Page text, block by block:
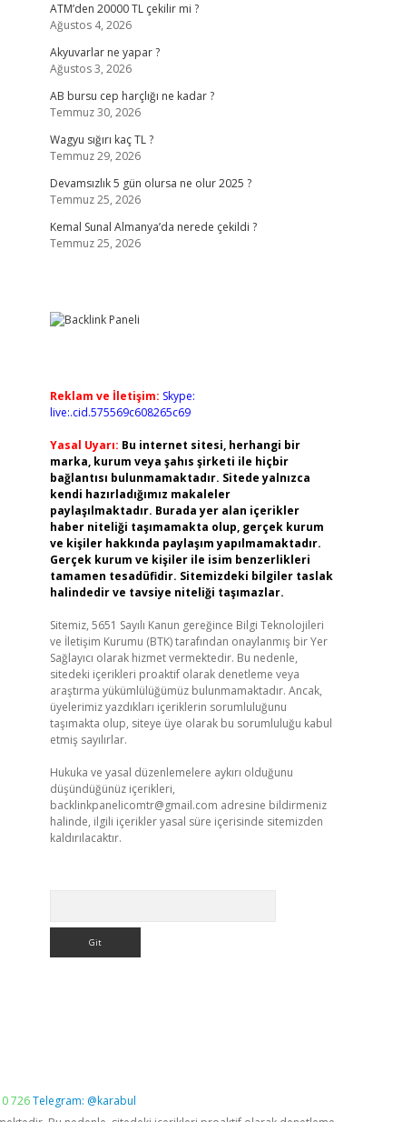
ATM’den 20000 TL çekilir mi ?
Ağustos 4, 2026
Akyuvarlar ne yapar ?
Ağustos 3, 2026
AB bursu cep harçlığı ne kadar ?
Temmuz 30, 2026
Wagyu sığırı kaç TL ?
Temmuz 29, 2026
Devamsızlık 5 gün olursa ne olur 2025 ?
Temmuz 25, 2026
Kemal Sunal Almanya’da nerede çekildi ?
Temmuz 25, 2026
Reklam ve İletişim: Skype:
live:.cid.575569c608265c69
Yasal Uyarı: Bu internet sitesi, herhangi bir
marka, kurum veya şahıs şirketi ile hiçbir
bağlantısı bulunmamaktadır. Sitede yalnızca
kendi hazırladığımız makaleler
paylaşılmaktadır. Burada yer alan içerikler
haber niteliği taşımamakta olup, gerçek kurum
ve kişiler hakkında paylaşım yapılmamaktadır.
Gerçek kurum ve kişiler ile isim benzerlikleri
tamamen tesadüfidir. Sitemizdeki bilgiler taslak
halindedir ve tavsiye niteliği taşımazlar.
Sitemiz, 5651 Sayılı Kanun gereğince Bilgi Teknolojileri
ve İletişim Kurumu (BTK) tarafından onaylanmış bir Yer
Sağlayıcı olarak hizmet vermektedir. Bu nedenle,
sitedeki içerikleri proaktif olarak denetleme veya
araştırma yükümlülüğümüz bulunmamaktadır. Ancak,
üyelerimiz yazdıkları içeriklerin sorumluluğunu
taşımakta olup, siteye üye olarak bu sorumluluğu kabul
etmiş sayılırlar.
Hukuka ve yasal düzenlemelere aykırı olduğunu
düşündüğünüz içerikleri,
backlinkpanelicomtr@gmail.com adresine bildirmeniz
halinde, ilgili içerikler yasal süre içerisinde sitemizden
kaldırılacaktır.
726Telegram: @karabul